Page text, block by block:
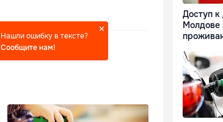
Нашли ошибку в тексте?
Сообщите нам!
Доступ к
Молдове